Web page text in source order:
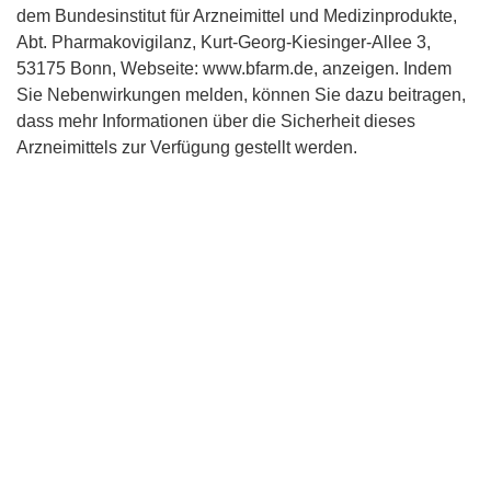
dem Bundesinstitut für Arzneimittel und Medizinprodukte,
Abt. Pharmakovigilanz, Kurt-Georg-Kiesinger-Allee 3,
53175 Bonn, Webseite: www.bfarm.de, anzeigen. Indem
Sie Nebenwirkungen melden, können Sie dazu beitragen,
dass mehr Informationen über die Sicherheit dieses
Arzneimittels zur Verfügung gestellt werden.